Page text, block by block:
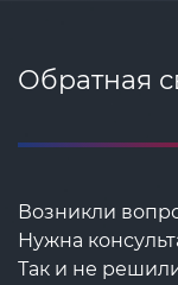
Обратная
Возникли
Нужна
Так и не